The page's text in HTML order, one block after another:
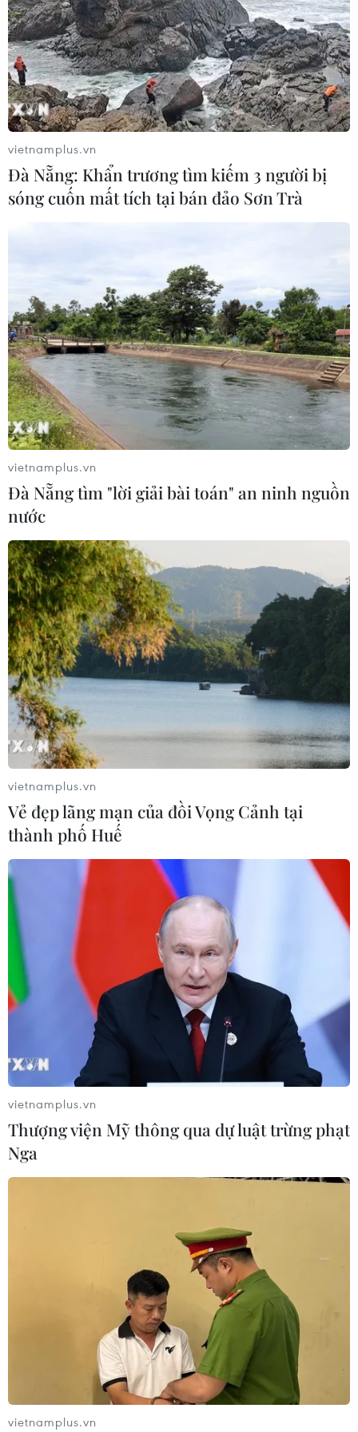
Giao chỉ tiêu bao phủ bảo hiểm y tế
toàn quốc đạt 100% vào năm 2030
02/08/2026 04:54
Tạo đột phá từ y tế cơ sở đến phát
triển nguồn nhân lực
02/08/2026 03:25
Báo động cận thị học đường khi
nhiều trẻ giảm thị lực từ rất sớm
01/08/2026 09:31
Thành phố Hồ Chí Minh phát triển
hệ thống y tế đa tầng, đồng bộ, thống
nhất
01/08/2026 09:14
Gia Lai xác thực 99,8% dữ liệu bảo
hiểm
01/08/2026 07:05
Bộ Y tế : Trên 22% người trưởng
thành thiếu vận động thể lực
31/07/2026 04:10
TP Hồ Chí Minh đồng hành để trẻ
mắc bệnh hiểm nghèo không lỡ cơ
hội học tập và điều trị
30/07/2026 13:53
Bé trai 7 tuổi được ghép thận xuyên
Việt từ người hiến chết não
30/07/2026 12:52
Lâm Đồng rà soát toàn bộ cơ sở kinh
doanh thức ăn đường phố sau các vụ
ngộ độc
30/07/2026 08:24
Xem thêm
Tổng Biên tập: TRẦN TIẾN DUẨN
Phó Tổng Biên tập: NGUYỄN THỊ TÁM, KHÚC THANH
Quy định sử dụng
Hỗ trợ
TTXVN
Dịch vụ tin
vietnamplus.vn
Đà Nẵng: Khẩn trương tìm kiếm 3 người bị
sóng cuốn mất tích tại bán đảo Sơn Trà
vietnamplus.vn
Đà Nẵng tìm "lời giải bài toán" an ninh nguồn
nước
vietnamplus.vn
Vẻ đẹp lãng mạn của đồi Vọng Cảnh tại
thành phố Huế
vietnamplus.vn
Thượng viện Mỹ thông qua dự luật trừng phạt
Nga
vietnamplus.vn